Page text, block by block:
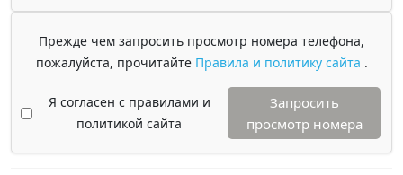
Прежде чем запросить просмотр номера телефона,
пожалуйста, прочитайте Правила и политику сайта .
Я согласен с правилами и
политикой сайта
Запросить
просмотр номера